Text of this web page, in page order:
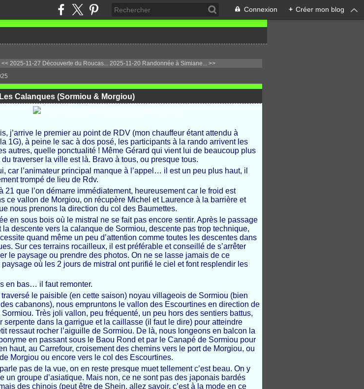
Connexion + Créer mon blog
<< 2025-11-27 Découverte du Roucas... 2025-11-20 Randonnée à Simiane... >>
Calanques (Sormiou & Morgiou)
j’arrive le premier au point de RDV (mon chauffeur étant attendu à
1G), à peine le sac à dos posé, les participants à la rando arrivent les
autres, quelle ponctualité ! Même Gérard qui vient lui de beaucoup plus
du traverser la ville est là. Bravo à tous, ou presque tous.
car l’animateur principal manque à l’appel… il est un peu plus haut, il
trompé de lieu de Rdv.
21 que l’on démarre immédiatement, heureusement car le froid est
ce vallon de Morgiou, on récupère Michel et Laurence à la barrière et
nous prenons la direction du col des Baumettes.
en sous bois où le mistral ne se fait pas encore sentir. Après le passage
la descente vers la calanque de Sormiou, descente pas trop technique,
quand même un peu d’attention comme toutes les descentes dans
Sur ces terrains rocailleux, il est préférable et conseillé de s’arrêter
le paysage ou prendre des photos. On ne se lasse jamais de ce
où les 2 jours de mistral ont purifié le ciel et font resplendir les
en bas… il faut remonter.
le paisible (en cette saison) noyau villageois de Sormiou (bien
cabanons), nous empruntons le vallon des Escourtines en direction de
Sormiou. Très joli vallon, peu fréquenté, un peu hors des sentiers battus,
serpente dans la garrigue et la caillasse (il faut le dire) pour atteindre
ressaut rocher l’aiguille de Sormiou. De là, nous longeons en balcon la
en passant sous le Baou Rond et par le Canapé de Sormiou pour
haut, au Carrefour, croisement des chemins vers le port de Morgiou, ou
Morgiou ou encore vers le col des Escourtines.
pas de la vue, on en reste presque muet tellement c’est beau. On y
un groupe d’asiatique. Mais non, ce ne sont pas des japonais bardés
des chinois (peut être de Shein, allez savoir, c’est à la mode en ce